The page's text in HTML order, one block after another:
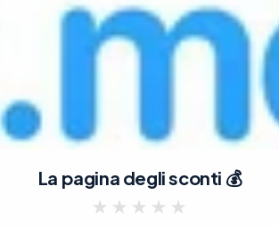
La pagina degli sconti 💰
★ ★ ★ ★ ★